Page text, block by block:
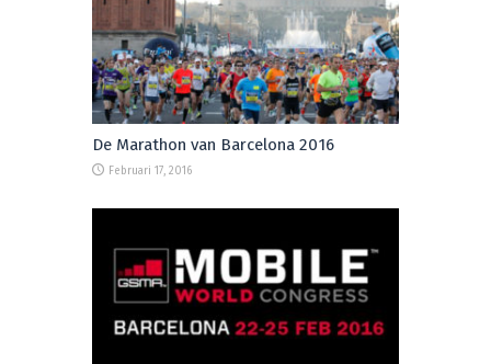
De Marathon van Barcelona 2016
Februari 17, 2016